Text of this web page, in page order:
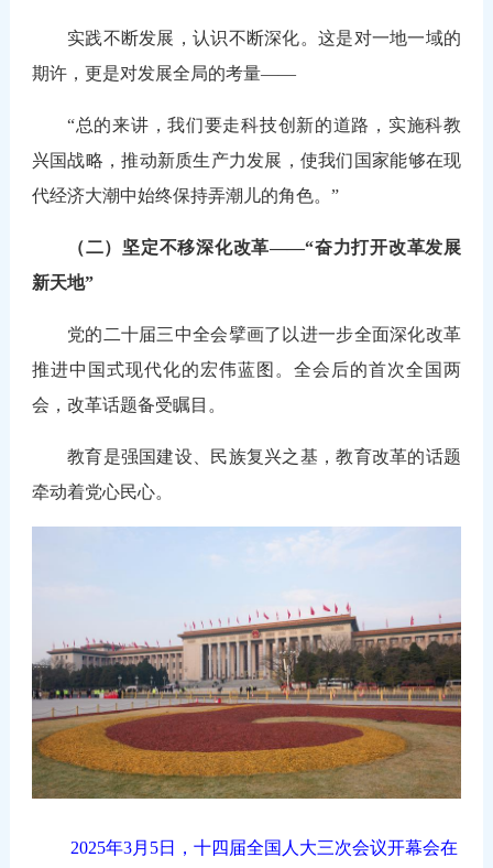
实践不断发展，认识不断深化。这是对一地一域的
期许，更是对发展全局的考量——
“总的来讲，我们要走科技创新的道路，实施科教
兴国战略，推动新质生产力发展，使我们国家能够在现
代经济大潮中始终保持弄潮儿的角色。”
（二）坚定不移深化改革——“奋力打开改革发展
新天地”
党的二十届三中全会擘画了以进一步全面深化改革
推进中国式现代化的宏伟蓝图。全会后的首次全国两
会，改革话题备受瞩目。
教育是强国建设、民族复兴之基，教育改革的话题
牵动着党心民心。
2025年3月5日，十四届全国人大三次会议开幕会在